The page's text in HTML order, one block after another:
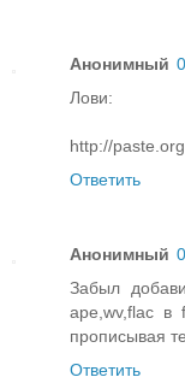
Анонимный
Лови:
http://
Ответить
Анонимный
Забыл
ape,wv,flac в
прописывая
Ответить